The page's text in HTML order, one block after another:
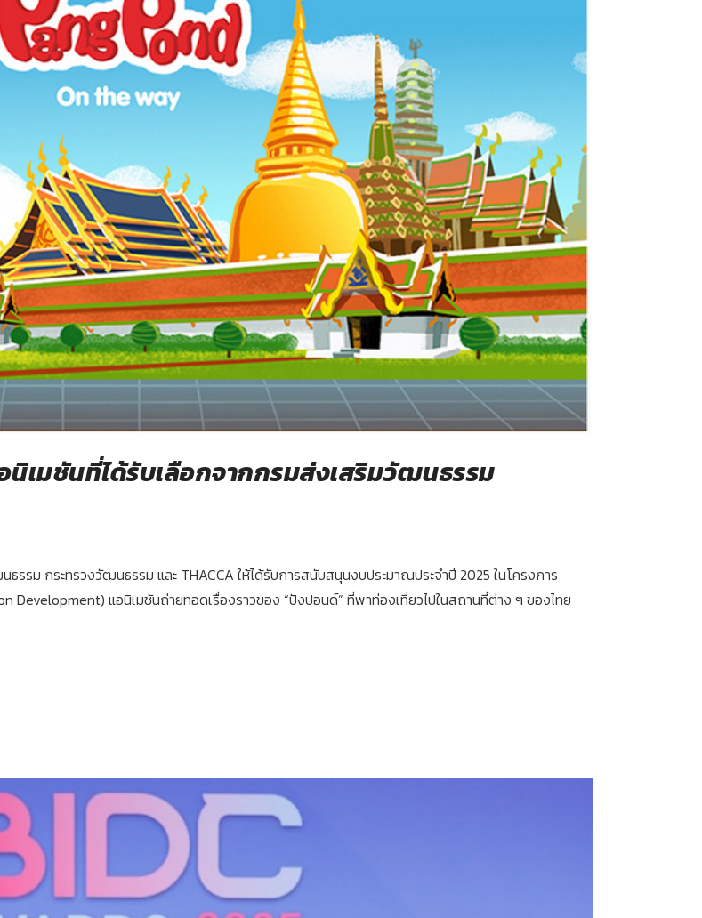
นิเมชันที่ได้รับเลือกจากกรมส่งเสริมวัฒนธรรม
รรม กระทรวงวัฒนธรรม และ THACCA ให้ได้รับการสนับสนุนงบประมาณประจำปี 2025 ในโครงการ
แอนิเมชันถ่ายทอดเรื่องราวของ “ปังปอนด์” ที่พาท่องเที่ยวไปในสถานที่ต่าง ๆ ของไทย